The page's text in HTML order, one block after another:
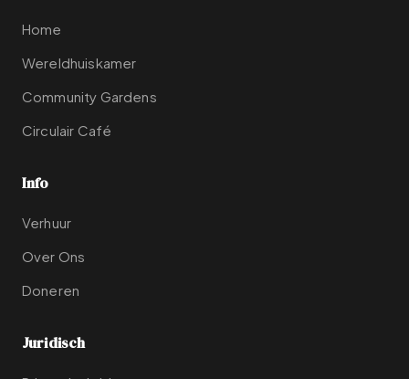
Home
Wereldhuiskamer
Community Gardens
Circulair Café
Info
Verhuur
Over Ons
Doneren
Juridisch